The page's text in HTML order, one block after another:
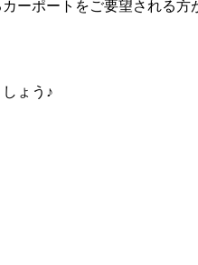
ーポートをご要望される
ょう♪